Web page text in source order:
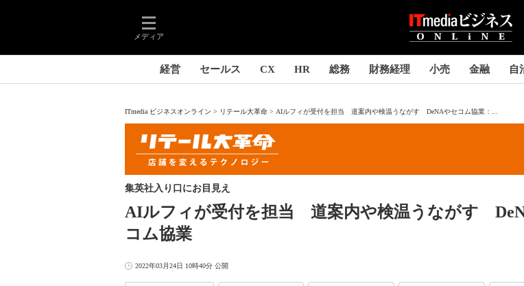
メディア
経営 セールス CX HR 総務 財務経理 小売 金融 自
ITmedia ビジネスオンライン リテール大革命 AIルフィが受付を担当 道案内や検温うながす DeNAやセコム協業：...
AIルフィが受付を担当 道案内や検温うながす
コム協業
集英社入り口にお目見え
2022年03月24日 10時40分 公開